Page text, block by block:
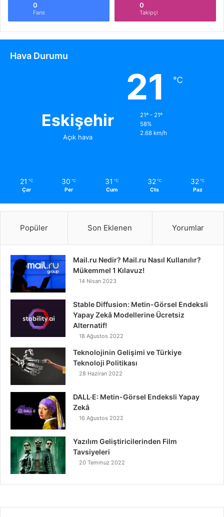
0
Fans
0
Takipçi
Hava Durumu
Eskişehir
Açık hava
21 ℃
21º - 21º
58%
2.68 km/h
21 ℃
Çar
30 ℃
Per
31 ℃
Cum
32 ℃
Cts
32 ℃
Paz
Popüler Son Eklenen Yorumlar
Mail.ru Nedir? Mail.ru Nasıl Kullanılır?
Mükemmel 1 Kılavuz!
14 Nisan 2023
Stable Diffusion: Metin-Görsel Endeksli
Yapay Zekâ Modellerine Ücretsiz
Alternatif!
18 Ağustos 2022
Teknolojinin Gelişimi ve Türkiye
Teknoloji Politikası
28 Haziran 2022
DALL·E: Metin-Görsel Endeksli Yapay
Zekâ
16 Ağustos 2022
Yazılım Geliştiricilerinden Film
Tavsiyeleri
20 Temmuz 2022